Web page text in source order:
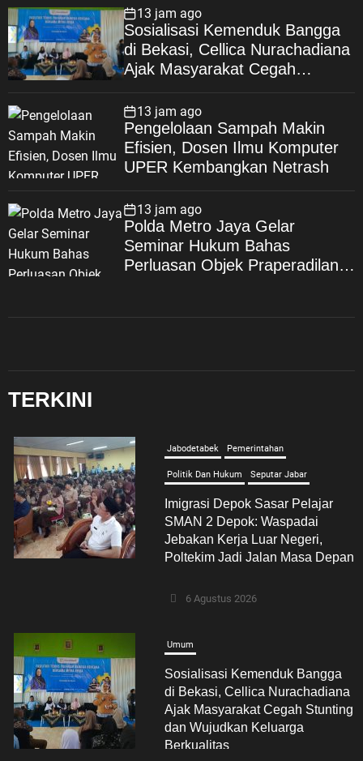
Depan
13 jam ago
Sosialisasi Kemenduk Bangga
di Bekasi, Cellica Nurachadiana
Ajak Masyarakat Cegah
Keluarga Berkualitas
13 jam ago
Pengelolaan Sampah Makin
Efisien, Dosen Ilmu Komputer
UPER Kembangkan Netrash
13 jam ago
Polda Metro Jaya Gelar
Seminar Hukum Bahas
Perluasan Objek Praperadilan
TERKINI
Jabodetabek Pemerintahan
Politik Dan Hukum Seputar Jabar
Imigrasi Depok Sasar Pelajar
SMAN 2 Depok: Waspadai
Jebakan Kerja Luar Negeri,
Poltekim Jadi Jalan Masa Depan
6 Agustus 2026
Umum
Sosialisasi Kemenduk Bangga
di Bekasi, Cellica Nurachadiana
Ajak Masyarakat Cegah Stunting
dan Wujudkan Keluarga
Berkualitas